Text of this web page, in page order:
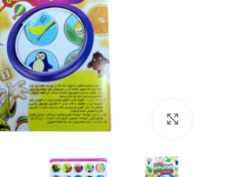
بزرگنمایی تصویر